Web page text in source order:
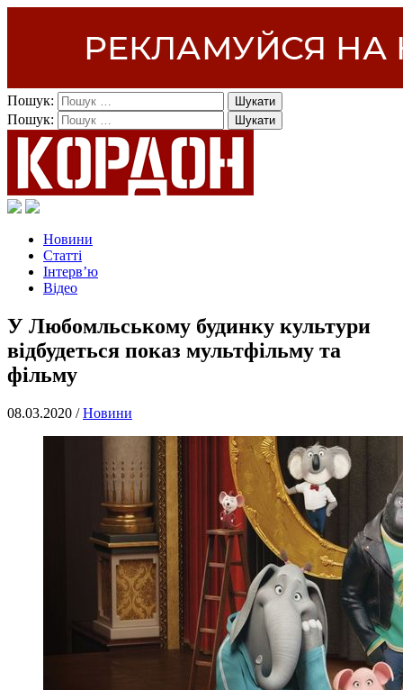
Пошук:
Пошук:
Новини
Статті
Інтерв’ю
Відео
У Любомльському будинку культури
відбудеться показ мультфільму та
фільму
08.03.2020 /Новини